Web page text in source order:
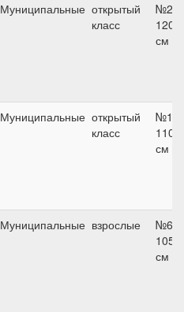
Муниципальные открытый
класс
№23,
120
см
Муниципальные открытый
класс
№16,
110
см
Муниципальные взрослые
№6,
105
см